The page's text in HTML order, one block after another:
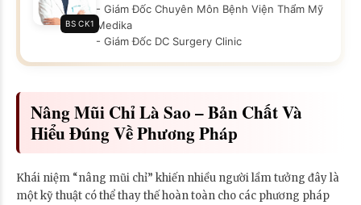
BS CK1
- Giám Đốc Chuyên Môn Bệnh Viện Thẩm Mỹ
Medika
- Giám Đốc DC Surgery Clinic
Nâng Mũi Chỉ Là Sao – Bản Chất Và
Hiểu Đúng Về Phương Pháp
Khái niệm “nâng mũi chỉ” khiến nhiều người lầm tưởng đây là
một kỹ thuật có thể thay thế hoàn toàn cho các phương pháp